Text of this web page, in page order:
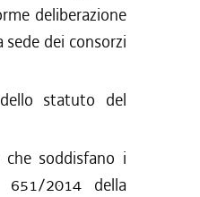
deliberazione
dei consorzi
statuto del
che soddisfano i
2014 della